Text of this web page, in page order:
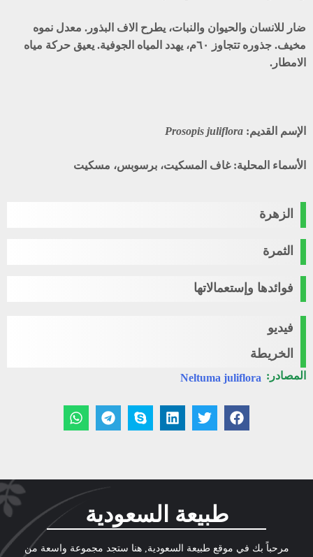
ضار للانسان والحيوان والنبات، يطرح الاف البذور. معدل نموه
مخيف. جذوره تتجاوز ٦٠م، يهدد المياه الجوفية. يعيق حركة مياه
الامطار.
الإسم القديم: Prosopis juliflora
الأسماء المحلية: غاف المسكيت، برسوبس، مسكيت
الزهرة
الثمرة
فوائدها وإستعمالاتها
فيديو
الخريطة
المصادر: Neltuma juliflora
طبيعة السعودية
مرحباً بك في موقع طبيعة السعودية, هنا ستجد مجموعة واسعة من